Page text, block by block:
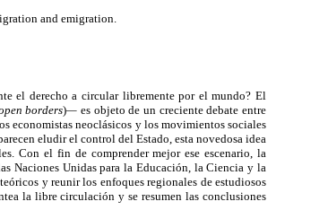
and emigration.
el derecho a circular libremente por el mundo? El
borders)— es objeto de un creciente debate entre
economistas neoclásicos y los movimientos sociales
eludir el control del Estado, esta novedosa idea
Con el fin de comprender mejor ese escenario, la
Naciones Unidas para la Educación, la Ciencia y la
y reunir los enfoques regionales de estudiosos
la libre circulación y se resumen las conclusiones